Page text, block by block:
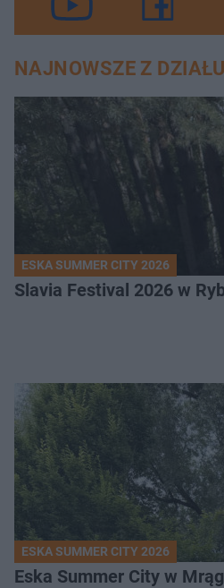
NAJNOWSZE Z
ESKA SUMMER CITY 2026
Slavia Festival 2026 w
ESKA SUMMER CITY 2026
Eska Summer City w